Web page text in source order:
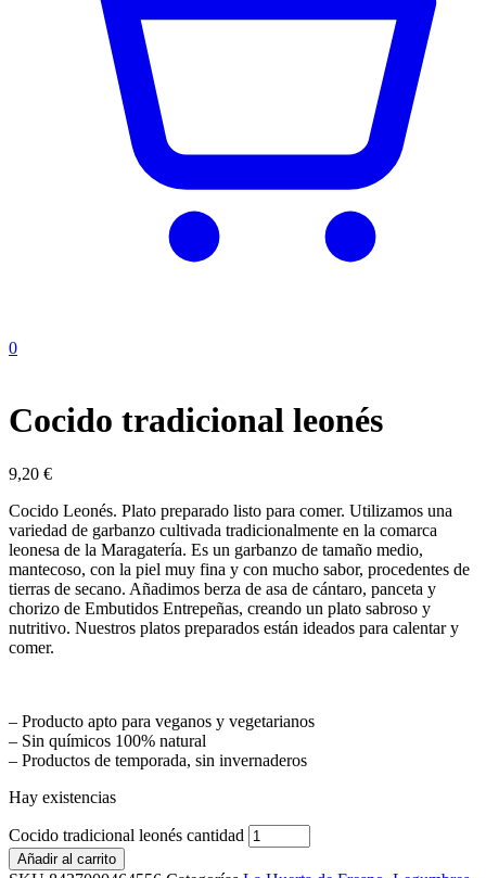
0
Cocido tradicional leonés
9,20 €
Cocido Leonés. Plato preparado listo para comer. Utilizamos una
variedad de garbanzo cultivada tradicionalmente en la comarca
leonesa de la Maragatería. Es un garbanzo de tamaño medio,
mantecoso, con la piel muy fina y con mucho sabor, procedentes de
tierras de secano. Añadimos berza de asa de cántaro, panceta y
chorizo de Embutidos Entrepeñas, creando un plato sabroso y
nutritivo. Nuestros platos preparados están ideados para calentar y
comer.
– Producto apto para veganos y vegetarianos
– Sin químicos 100% natural
– Productos de temporada, sin invernaderos
Hay existencias
Cocido tradicional leonés cantidad
Añadir al carrito